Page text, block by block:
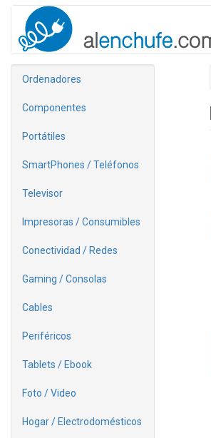
Ordenadores
Componentes
Portátiles
SmartPhones / Teléfonos
Televisor
Impresoras / Consumibles
Conectividad / Redes
Gaming / Consolas
Cables
Periféricos
Tablets / Ebook
Foto / Video
Hogar / Electrodomésticos